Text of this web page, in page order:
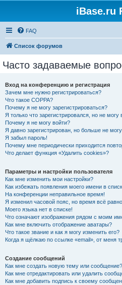
iBase.ru
FAQ
Список форумов
Часто задаваемые
Вход на конференцию и регистрация
Зачем мне нужно регистрироваться?
Что такое COPPA?
Почему я не могу зарегистрироваться?
Я только что зарегистрировался, но не могу
Почему я не могу войти?
Я давно зарегистрирован, но больше не
Я забыл пароль!
Почему мне периодически приходится
Что делает функция «Удалить cookies»?
Параметры и настройки пользователя
Как мне изменить мои настройки?
Как избежать появления моего имени в
На конференции неправильное время!
Я изменил часовой пояс, но время всё
Моего языка нет в списке!
Что означают изображения рядом с моим
Как мне включить отображение аватары?
Что такое звание и как я могу изменить его?
Когда я щёлкаю по ссылке «email», от меня
Создание сообщений
Как мне создать новую тему или сообщение?
Как мне отредактировать или удалить
Как мне добавить подпись к своему